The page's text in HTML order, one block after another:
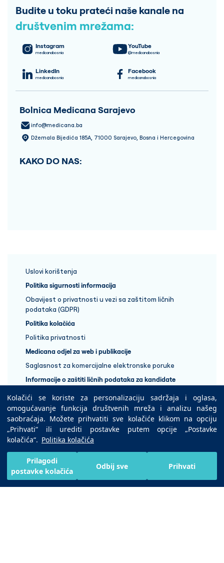
Kolačići se koriste za personalizaciju sadržaja i oglasa,
omogućavanje funkcija društvenih mreža i analizu našeg
saobraćaja. Možete prihvatiti sve kolačiće klikom na opciju
„Prihvati“ ili urediti postavke putem opcije „Postavke
kolačića“. Politika kolačića
Prilagodi
postavke kolačića
Odbij sve Prihvati
Budite u toku prateći naše kanale na
društvenim mrežama:
Instagram
medicanabosnia
YouTube
@medicanabosnia
LinkedIn
medicanabosnia
Facebook
medicanabosnia
Bolnica Medicana Sarajevo
info@medicana.ba
Džemala Bijedića 185A, 71000 Sarajevo, Bosna i Hercegovina
KAKO DO NAS:
Uslovi korištenja
Politika sigurnosti informacija
Obavijest o privatnosti u vezi sa zaštitom ličnih
podataka (GDPR)
Politika kolačića
Politika privatnosti
Medicana odjel za web i publikacije
Saglasnost za komercijalne elektronske poruke
Informacije o zaštiti ličnih podataka za kandidate
+387 33 848 888
Copyright © 2025 Medicana Health Group
Preuzmite na